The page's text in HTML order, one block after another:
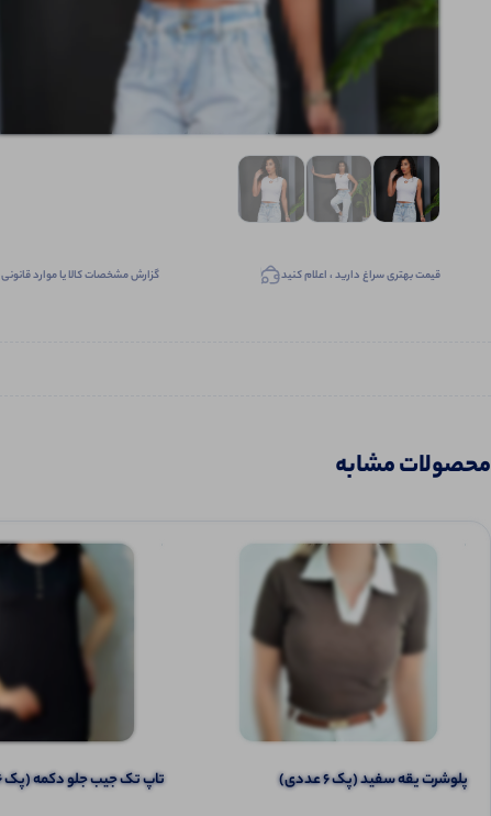
قیمت بهتری سراغ دارید ، اعلام کنید گزارش مشخصات کالا یا موارد قانونی
محصولات مشابه
پلوشرت یقه سفید (پک 6 عددی) تاپ تک جیب جلو دکمه (پک 6 عددی)